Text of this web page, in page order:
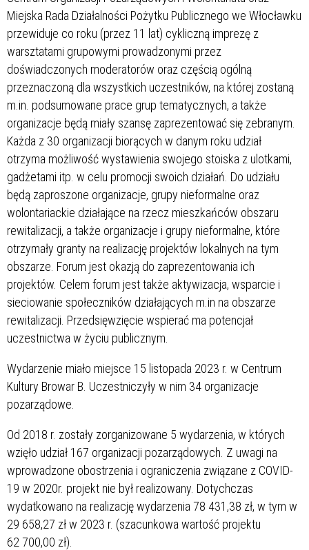
Miejska Rada Działalności Pożytku Publicznego we Włocławku
przewiduje co roku (przez 11 lat) cykliczną imprezę z
warsztatami grupowymi prowadzonymi przez
doświadczonych moderatorów oraz częścią ogólną
przeznaczoną dla wszystkich uczestników, na której zostaną
m.in. podsumowane prace grup tematycznych, a także
organizacje będą miały szansę zaprezentować się zebranym.
Każda z 30 organizacji biorących w danym roku udział
otrzyma możliwość wystawienia swojego stoiska z ulotkami,
gadżetami itp. w celu promocji swoich działań. Do udziału
będą zaproszone organizacje, grupy nieformalne oraz
wolontariackie działające na rzecz mieszkańców obszaru
rewitalizacji, a także organizacje i grupy nieformalne, które
otrzymały granty na realizację projektów lokalnych na tym
obszarze. Forum jest okazją do zaprezentowania ich
projektów. Celem forum jest także aktywizacja, wsparcie i
sieciowanie społeczników działających m.in na obszarze
rewitalizacji. Przedsięwzięcie wspierać ma potencjał
uczestnictwa w życiu publicznym.
Wydarzenie miało miejsce 15 listopada 2023 r. w Centrum
Kultury Browar B. Uczestniczyły w nim 34 organizacje
pozarządowe.
Od 2018 r. zostały zorganizowane 5 wydarzenia, w których
wzięło udział 167 organizacji pozarządowych. Z uwagi na
wprowadzone obostrzenia i ograniczenia związane z COVID-
19 w 2020r. projekt nie był realizowany. Dotychczas
wydatkowano na realizację wydarzenia 78 431,38 zł, w tym w
29 658,27 zł w 2023 r. (szacunkowa wartość projektu
62 700,00 zł).